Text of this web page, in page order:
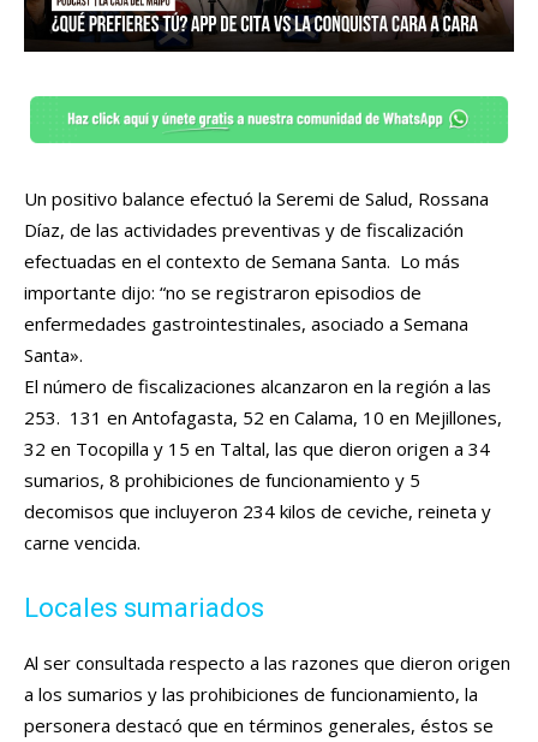
Un positivo balance efectuó la Seremi de Salud, Rossana
Díaz, de las actividades preventivas y de fiscalización
efectuadas en el contexto de Semana Santa. Lo más
importante dijo: “no se registraron episodios de
enfermedades gastrointestinales, asociado a Semana
Santa».
El número de fiscalizaciones alcanzaron en la región a las
253. 131 en Antofagasta, 52 en Calama, 10 en Mejillones,
32 en Tocopilla y 15 en Taltal, las que dieron origen a 34
sumarios, 8 prohibiciones de funcionamiento y 5
decomisos que incluyeron 234 kilos de ceviche, reineta y
carne vencida.
Locales sumariados
Al ser consultada respecto a las razones que dieron origen
a los sumarios y las prohibiciones de funcionamiento, la
personera destacó que en términos generales, éstos se